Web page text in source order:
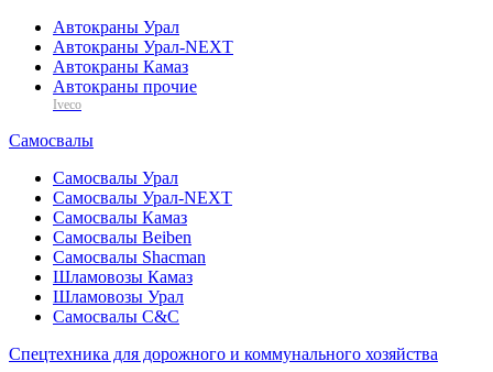
Автокраны Урал
Автокраны Урал-NEXT
Автокраны Камаз
Автокраны прочие
Iveco
Самосвалы
Самосвалы Урал
Самосвалы Урал-NEXT
Самосвалы Камаз
Самосвалы Beiben
Самосвалы Shacman
Шламовозы Камаз
Шламовозы Урал
Самосвалы C&C
Спецтехника для дорожного и коммунального хозяйства